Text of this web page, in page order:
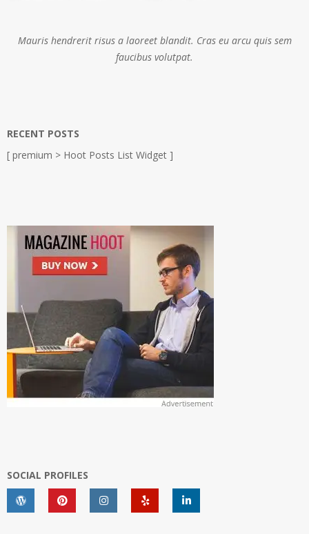
Mauris hendrerit risus a laoreet blandit. Cras eu arcu quis sem
faucibus volutpat.
RECENT POSTS
[ premium > Hoot Posts List Widget ]
SOCIAL PROFILES